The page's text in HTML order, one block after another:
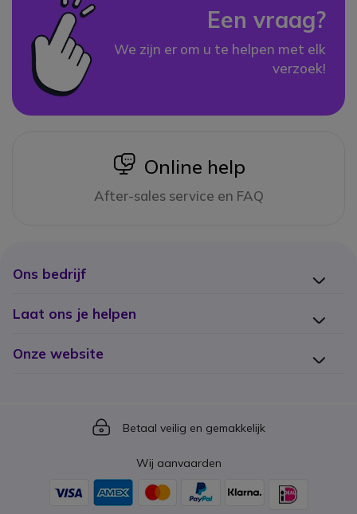
Een vraag?
We zijn er om u te helpen met elk
verzoek!
icon
Online help
After-sales service en FAQ
Ons bedrijf
Laat ons je helpen
Onze website
Icon
Betaal veilig en gemakkelijk
Wij aanvaarden